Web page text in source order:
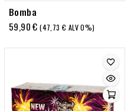
Bomba
59,90€ (47,73€ ALV 0%)